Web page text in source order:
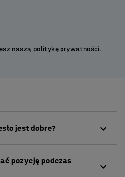
naszą politykę prywatności.
jest dobre?
Między innymi
mięśnie tułowia, a krążenie
pozycję podczas